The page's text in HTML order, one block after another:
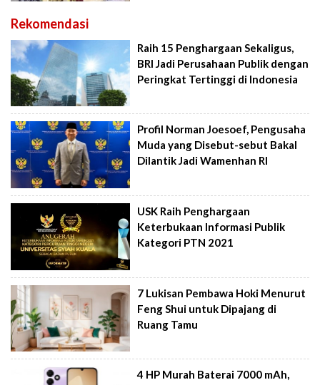
Rekomendasi
Raih 15 Penghargaan Sekaligus,
BRI Jadi Perusahaan Publik dengan
Peringkat Tertinggi di Indonesia
Profil Norman Joesoef, Pengusaha
Muda yang Disebut-sebut Bakal
Dilantik Jadi Wamenhan RI
USK Raih Penghargaan
Keterbukaan Informasi Publik
Kategori PTN 2021
7 Lukisan Pembawa Hoki Menurut
Feng Shui untuk Dipajang di
Ruang Tamu
4 HP Murah Baterai 7000 mAh,